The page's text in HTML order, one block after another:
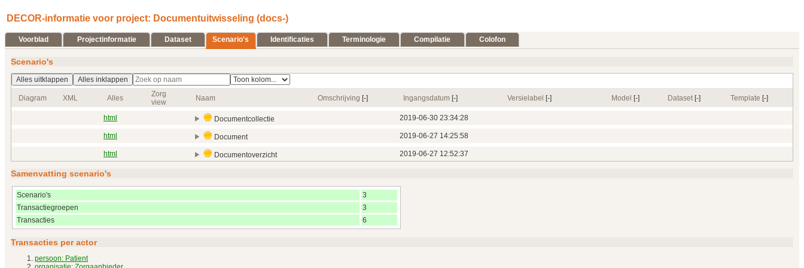
DECOR-informatie voor project: Documentuitwisseling (docs-)
Voorblad Projectinformatie Dataset Scenario's Identificaties Terminologie Compilatie Colofon
Scenario's
Alles uitklappen Alles inklappen
Diagram XML Alles
Zorg
view
Naam Omschrijving [‑] Ingangsdatum [‑] Versielabel [‑] Model [‑] Dataset [‑] Template [‑]
html Documentcollectie 2019‑06‑30 23:34:28
html Document 2019‑06‑27 14:25:58
html Documentoverzicht 2019‑06‑27 12:52:37
Samenvatting scenario's
Scenario's
3
Transactiegroepen
3
Transacties
6
Transacties per actor
persoon: Patient